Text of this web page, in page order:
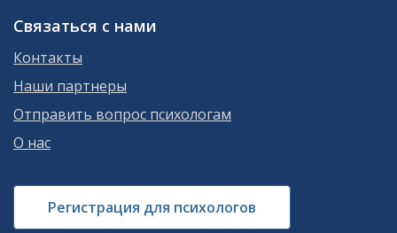
Связаться с нами
Контакты
Наши партнеры
Отправить вопрос психологам
О нас
Регистрация для психологов